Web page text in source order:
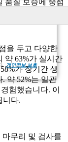
.개인정보 보호
품질 보증에 중점
을 강화합니다.
을 두고 다양한
약 63%가 실시간
가 장기간 생
약 52%는 일관
험했습니다. 이
니다.
마무리 및 검사를